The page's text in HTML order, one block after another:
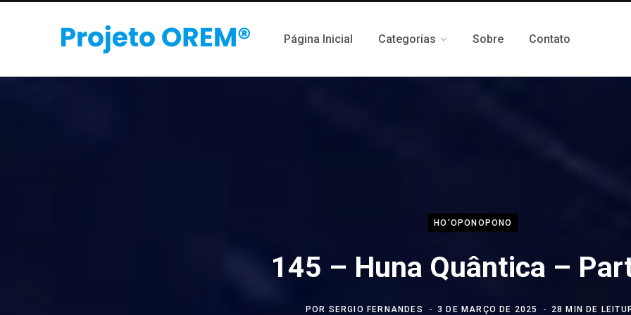
Página Inicial Categorias Sobre Contato
HO'OPONOPONO
145 – Huna Quântica –
POR SERGIO FERNANDES 3 DE MARÇO DE 2025 28 MIN DE